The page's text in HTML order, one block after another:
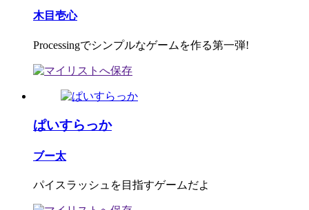
木目壱心
Processingでシンプルなゲームを作る第一弾!
ぱいすらっか
ブー太
パイスラッシュを目指すゲームだよ